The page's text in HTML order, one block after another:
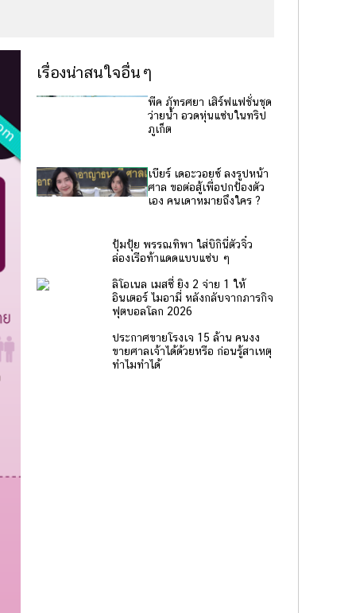
เรื่องน่าสนใจอื่นๆ
พีค ภัทรศยา เสิร์ฟแฟชั่นชุด
ว่ายน้ำ อวดหุ่นแซ่บในทริป
ภูเก็ต
เบียร์ เดอะวอยซ์ ลงรูปหน้า
ศาล ขอต่อสู้เพื่อปกป้องตัว
เอง คนเดาหมายถึงใคร ?
ปุ้มปุ้ย พรรณทิพา ใส่บิกินี่ตัวจิ๋ว
ล่องเรือท้าแดดแบบแซ่บ ๆ
ลิโอเนล เมสซี่ ยิง 2 จ่าย 1 ให้
อินเตอร์ ไมอามี่ หลังกลับจากภารกิจ
ฟุตบอลโลก 2026
ประกาศขายโรงเจ 15 ล้าน คนงง
ขายศาลเจ้าได้ด้วยหรือ ก่อนรู้สาเหตุ
ทำไมทำได้